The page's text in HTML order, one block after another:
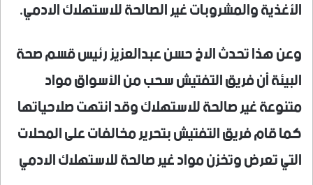
الأغذية والمشروبات غير الصالحة للاستهلاك الادمي.
وعن هذا تحدث الاخ حسن عبدالعزيز رئيس قسم صحة
البيئة أن فريق التفتيش سحب من الأسواق مواد
متنوعة غير صالحة للاستهلاك وقد انتهت صلاحياتها
كما قام فريق التفتيش بتحرير مخالفات على المحلات
التي تعرض وتخزن مواد غير صالحة للاستهلاك الادمي